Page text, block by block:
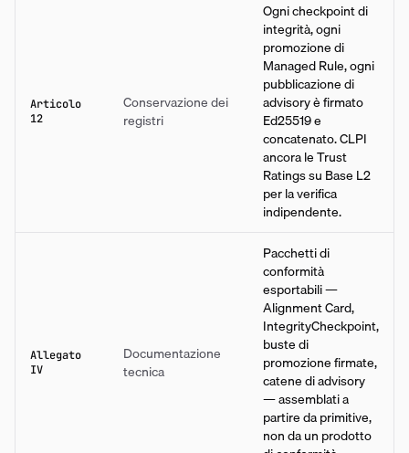
Articolo
12
Conservazione dei
registri
Ogni checkpoint di
integrità, ogni
promozione di
Managed Rule, ogni
pubblicazione di
advisory è firmato
Ed25519 e
concatenato. CLPI
ancora le Trust
Ratings su Base L2
per la verifica
indipendente.
Allegato
IV
Documentazione
tecnica
Pacchetti di
conformità
esportabili —
Alignment Card,
IntegrityCheckpoint,
buste di
promozione firmate,
catene di advisory
— assemblati a
partire da primitive,
non da un prodotto